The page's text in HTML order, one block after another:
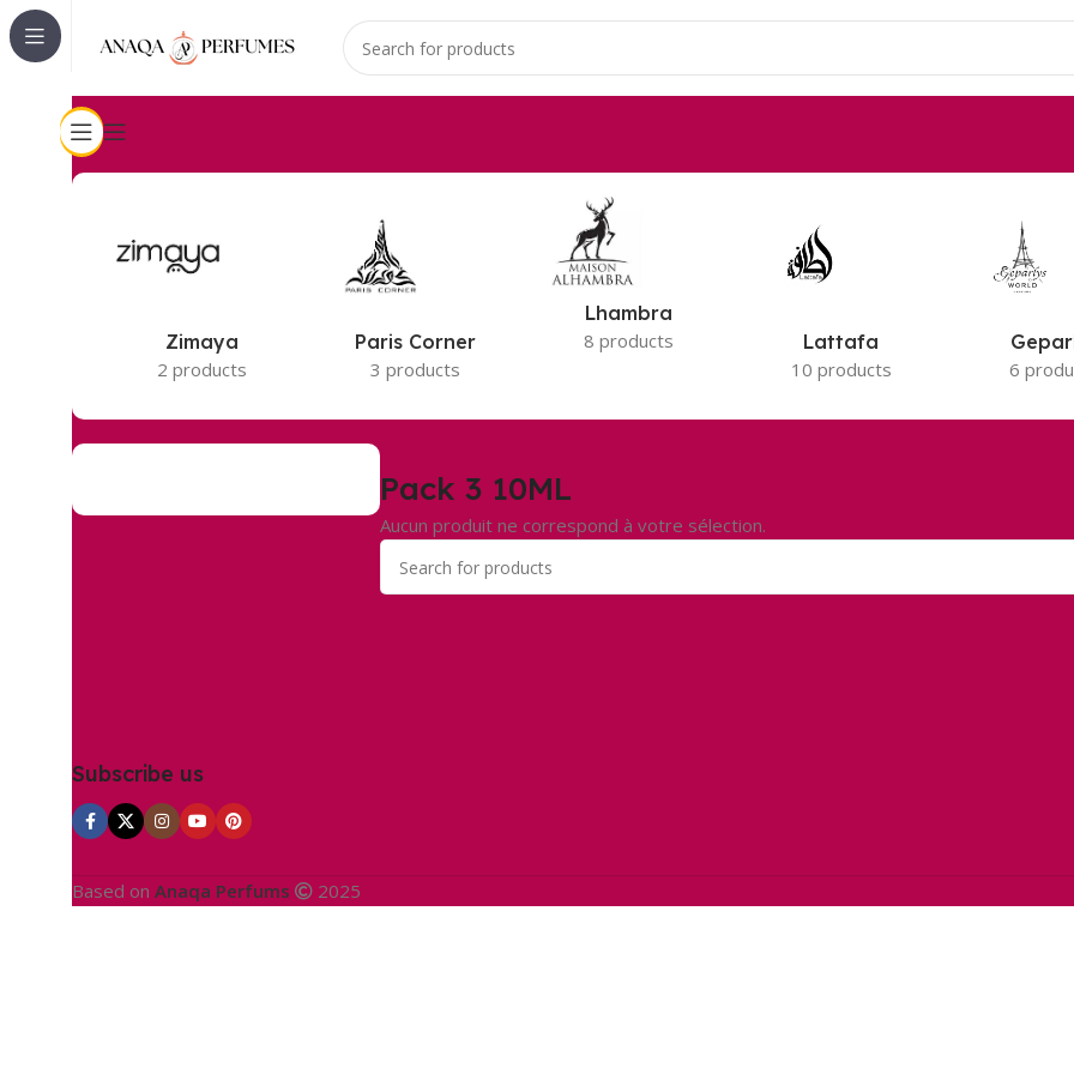
Accueil
Zimaya
2 products
Paris Corner
3 products
Lhambra
8 products
Lattafa
10 products
6
Pack 3 10ML
Aucun produit ne correspond à votre sélection.
Subscribe us
Based on Anaqa Perfums 2025